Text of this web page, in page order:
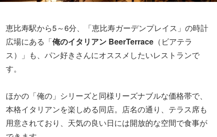
ほかの「俺の」シリーズと同様リーズナブルな価格帯で、
本格イタリアンを楽しめる同店。店名の通り、テラス席も
用意されており、天気の良い日には開放的な空間で食事が
できます。